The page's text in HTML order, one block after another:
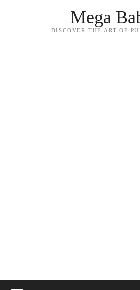
Mega
DISCOVER THE ART OF